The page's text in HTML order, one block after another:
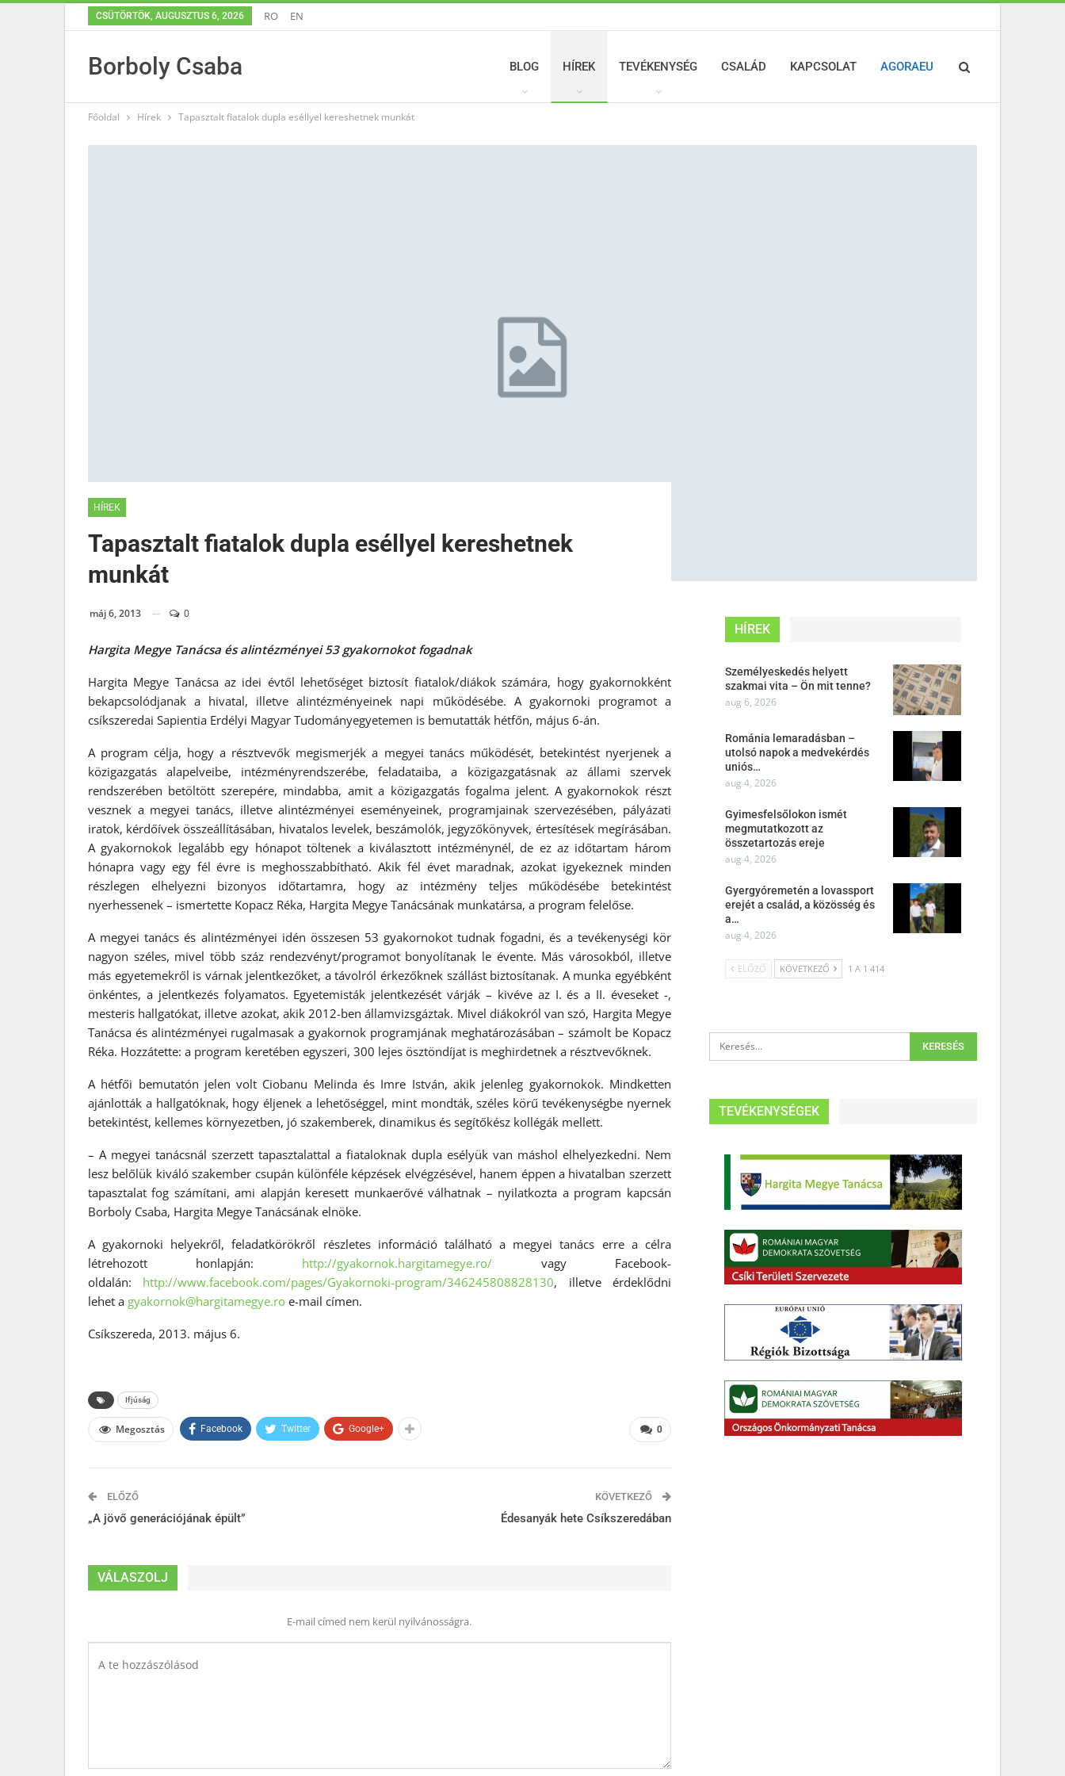
CSÜTÖRTÖK, AUGUSZTUS 6, 2026 RO EN
Borboly Csaba BLOG HÍREK TEVÉKENYSÉG CSALÁD KAPCSOLAT AGORAEU
Főoldal Hírek Tapasztalt fiatalok dupla eséllyel kereshetnek munkát
HÍREK
Tapasztalt fiatalok dupla eséllyel kereshetnek
munkát
máj 6, 2013 0
Hargita Megye Tanácsa és alintézményei 53 gyakornokot fogadnak
Hargita Megye Tanácsa az idei évtől lehetőséget biztosít fiatalok/diákok számára, hogy gyakornokként
bekapcsolódjanak a hivatal, illetve alintézményeinek napi működésébe. A gyakornoki programot a
csíkszeredai Sapientia Erdélyi Magyar Tudományegyetemen is bemutatták hétfőn, május 6-án.
A program célja, hogy a résztvevők megismerjék a megyei tanács működését, betekintést nyerjenek a
közigazgatás alapelveibe, intézményrendszerébe, feladataiba, a közigazgatásnak az állami szervek
rendszerében betöltött szerepére, mindabba, amit a közigazgatás fogalma jelent. A gyakornokok részt
vesznek a megyei tanács, illetve alintézményei eseményeinek, programjainak szervezésében, pályázati
iratok, kérdőívek összeállításában, hivatalos levelek, beszámolók, jegyzőkönyvek, értesítések megírásában.
A gyakornokok legalább egy hónapot töltenek a kiválasztott intézménynél, de ez az időtartam három
hónapra vagy egy fél évre is meghosszabbítható. Akik fél évet maradnak, azokat igyekeznek minden
részlegen elhelyezni bizonyos időtartamra, hogy az intézmény teljes működésébe betekintést
nyerhessenek – ismertette Kopacz Réka, Hargita Megye Tanácsának munkatársa, a program felelőse.
A megyei tanács és alintézményei idén összesen 53 gyakornokot tudnak fogadni, és a tevékenységi kör
nagyon széles, mivel több száz rendezvényt/programot bonyolítanak le évente. Más városokból, illetve
más egyetemekről is várnak jelentkezőket, a távolról érkezőknek szállást biztosítanak. A munka egyébként
önkéntes, a jelentkezés folyamatos. Egyetemisták jelentkezését várják – kivéve az I. és a II. éveseket -,
mesteris hallgatókat, illetve azokat, akik 2012-ben államvizsgáztak. Mivel diákokról van szó, Hargita Megye
Tanácsa és alintézményei rugalmasak a gyakornok programjának meghatározásában – számolt be Kopacz
Réka. Hozzátette: a program keretében egyszeri, 300 lejes ösztöndíjat is meghirdetnek a résztvevőknek.
A hétfői bemutatón jelen volt Ciobanu Melinda és Imre István, akik jelenleg gyakornokok. Mindketten
ajánlották a hallgatóknak, hogy éljenek a lehetőséggel, mint mondták, széles körű tevékenységbe nyernek
betekintést, kellemes környezetben, jó szakemberek, dinamikus és segítőkész kollégák mellett.
– A megyei tanácsnál szerzett tapasztalattal a fiataloknak dupla esélyük van máshol elhelyezkedni. Nem
lesz belőlük kiváló szakember csupán különféle képzések elvégzésével, hanem éppen a hivatalban szerzett
tapasztalat fog számítani, ami alapján keresett munkaerővé válhatnak – nyilatkozta a program kapcsán
Borboly Csaba, Hargita Megye Tanácsának elnöke.
A gyakornoki helyekről, feladatkörökről részletes információ található a megyei tanács erre a célra
létrehozott honlapján: http://gyakornok.hargitamegye.ro/ vagy Facebook-
oldalán: http://www.facebook.com/pages/Gyakornoki-program/346245808828130, illetve érdeklődni
lehet a gyakornok@hargitamegye.ro e-mail címen.
Csíkszereda, 2013. május 6.
Ifjúság
0
Megosztás Facebook Twitter Google+
ELŐZŐ
„A jövő generációjának épült”
KÖVETKEZŐ
Édesanyák hete Csíkszeredában
VÁLASZOLJ
E-mail címed nem kerül nyilvánosságra.
HÍREK
Személyeskedés helyett
szakmai vita – Ön mit tenne?
aug 6, 2026
Románia lemaradásban –
utolsó napok a medvekérdés
uniós…
aug 4, 2026
Gyimesfelsőlokon ismét
megmutatkozott az
összetartozás ereje
aug 4, 2026
Gyergyóremetén a lovassport
erejét a család, a közösség és
a…
aug 4, 2026
ELŐZŐ KÖVETKEZŐ 1 A 1 414
TEVÉKENYSÉGEK